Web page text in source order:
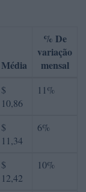
Média
% De
variação
mensal
$
10,86
11%
$
11,34
6%
$
12,42
10%